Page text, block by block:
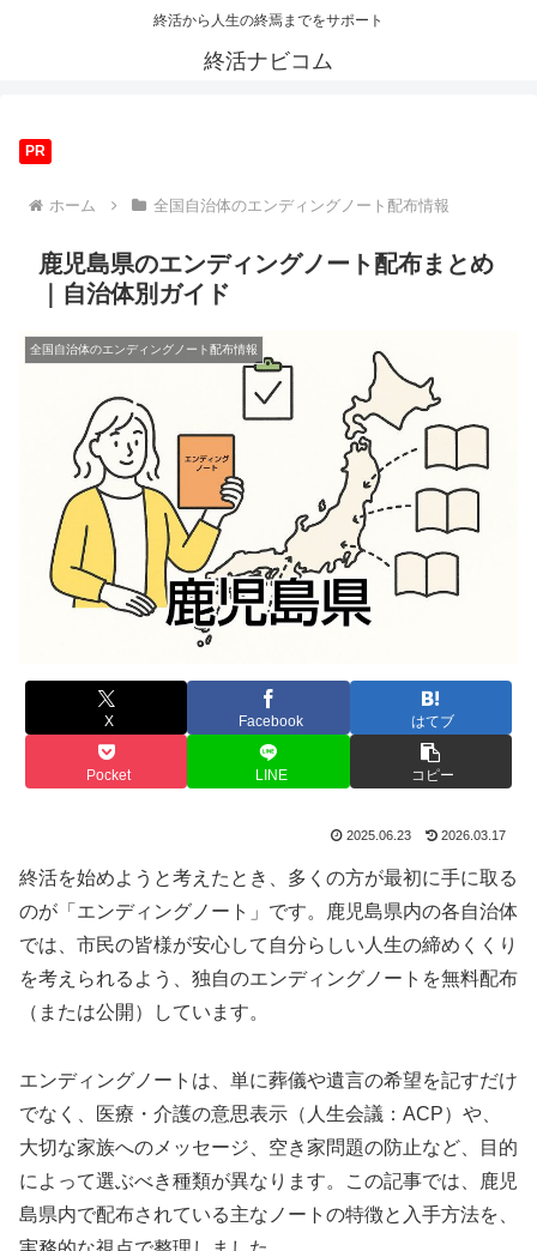
終活から人生の終焉までをサポート
終活ナビコム
PR
ホーム 全国自治体のエンディングノート配布情報
鹿児島県のエンディングノート配布まとめ
｜自治体別ガイド
全国自治体のエンディングノート配布情報
X Facebook はてブ
Pocket LINE コピー
2025.06.23 2026.03.17
終活を始めようと考えたとき、多くの方が最初に手に取る
のが「エンディングノート」です。鹿児島県内の各自治体
では、市民の皆様が安心して自分らしい人生の締めくくり
を考えられるよう、独自のエンディングノートを無料配布
（または公開）しています。
エンディングノートは、単に葬儀や遺言の希望を記すだけ
でなく、医療・介護の意思表示（人生会議：ACP）や、
大切な家族へのメッセージ、空き家問題の防止など、目的
によって選ぶべき種類が異なります。この記事では、鹿児
島県内で配布されている主なノートの特徴と入手方法を、